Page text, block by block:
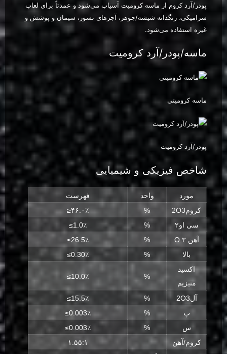
پودر/آرد کروم از ماسه کرومیت آسیاب می‌شود و عمدتاً برای لعاب
سرامیکی، رنگدانه شیشه/جوهر، آجرهای نسوز، سیمان و پوشش و
غیره استفاده می‌شود.
ماسه/پودر/آرد کرومیت
ماسه کرومیتی
پودر/آرد کرومیت
شاخص فیزیکی و شیمیایی
مورد واحد
فهرست
کروم2O3
%
≥۴۶.۰٪
سی او۲
%
≤1.0٪
آهن ۳ O
%
≤26.5٪
بالا
%
≤0.30٪
اکسید
منیزیم
% ≤10.0٪
آل2O3 %
≤15.5٪
پ
%
≤0.003٪
س
%
≤0.003٪
کروم/آهن
۱.۵۵:۱